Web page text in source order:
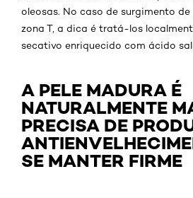
oleosas. No caso de surgimento de
zona T, a dica é tratá-los
secativo enriquecido com ácido
A PELE MADURA É
NATURALMENTE
PRECISA DE
SE MANTER FIRME